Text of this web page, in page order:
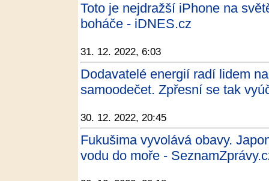
Toto je nejdražší iPhone na
boháče - iDNES.cz
31. 12. 2022, 6:03
Dodavatelé energií radí lidem
samoodečet. Zpřesní se tak
30. 12. 2022, 20:45
Fukušima vyvolává obavy.
vodu do moře -